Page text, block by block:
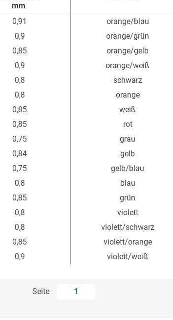
mm
Wandstärke
Farbcode
0,91 orange/blau
0,9 orange/grün
0,85 orange/gelb
0,9 orange/weiß
0,8 schwarz
0,8 orange
0,85 weiß
0,85 rot
0,75 grau
0,84 gelb
0,75 gelb/blau
0,8 blau
0,85 grün
0,8 violett
0,8 violett/schwarz
0,85 violett/orange
0,9 violett/weiß
Seite 1